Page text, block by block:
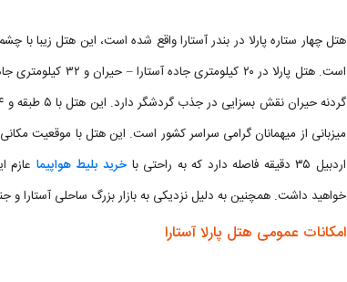
است. هتل پارلا در
اردبیل ۳۵ دقیقه فاصله دارد که به راحتی با
خرید بلیط هواپیما عازم
خواهید داشت. همچنین به دلیل نزدیکی به بازار بزرگ ساحلی آستارا و
امکانات عمومی هتل پارلا آستارا